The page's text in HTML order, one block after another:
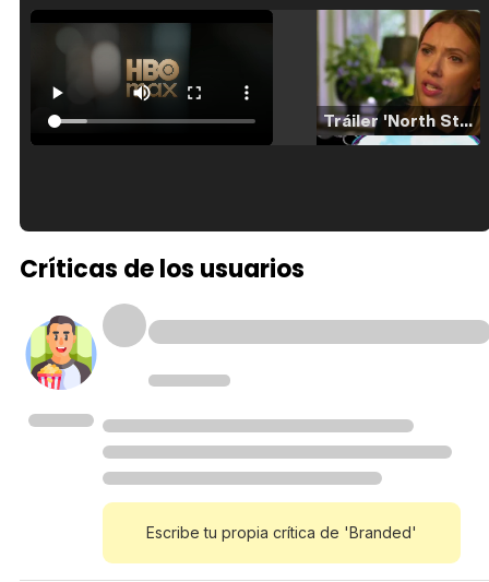
Tráiler 'North Star' (2023)
Tráiler Oficial en VOSE 'The Audacity'
Críticas de los usuarios
Escribe tu propia crítica de 'Branded'